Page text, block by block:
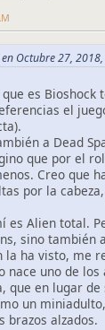
Octubre 27,
es Bioshock
el
a Dead
que por el
Creo que
por la
es Alien total.
sino también
la ha visto, me
nace uno de los
que en lugar de
un
brazos alzados.